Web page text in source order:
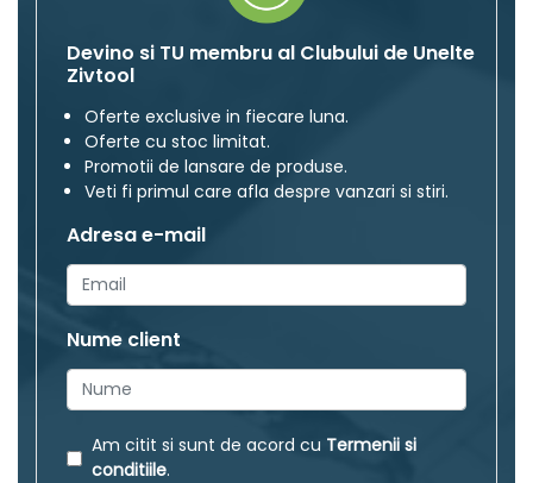
Devino si TU membru al Clubului de Unelte
Zivtool
Oferte exclusive in fiecare luna.
Oferte cu stoc limitat.
Promotii de lansare de produse.
Veti fi primul care afla despre vanzari si stiri.
Adresa e-mail
Nume client
Am citit si sunt de acord cu Termenii si
conditiile.